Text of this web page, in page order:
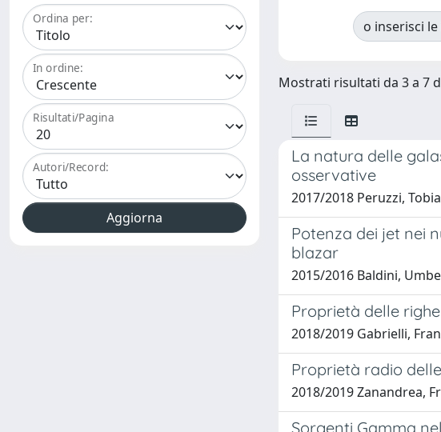
Ordina per:
In ordine:
Risultati/Pagina
Autori/Record:
o inserisci
Mostrati risultati da 3 a 7
La natura delle
osservative
2017/2018 Peruzzi, Tobia
Potenza dei jet nei
blazar
2015/2016 Baldini,
Proprietà delle
2018/2019 Gabrielli,
Proprietà radio
2018/2019 Zanandrea,
Sorgenti Gamma